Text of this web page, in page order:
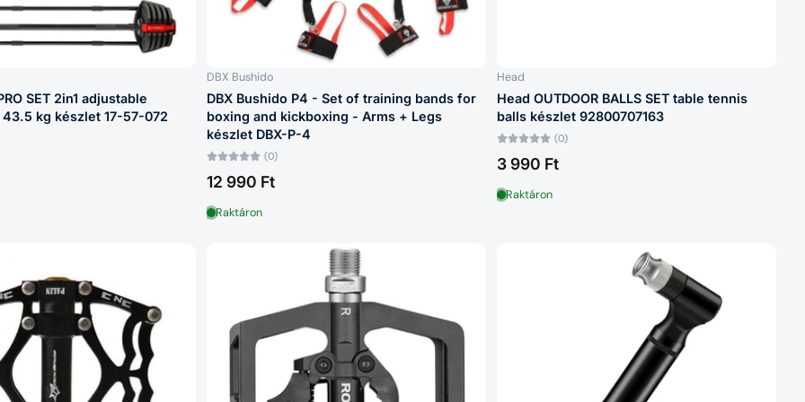
SET 2in1 adjustable
kg készlet 17-57-072
DBX Bushido
DBX Bushido P4 - Set of training bands for
boxing and kickboxing - Arms + Legs
készlet DBX-P-4
(0)
12 990 Ft
Raktáron
Head
Head OUTDOOR BALLS SET table tennis
balls készlet 92800707163
(0)
3 990 Ft
Raktáron